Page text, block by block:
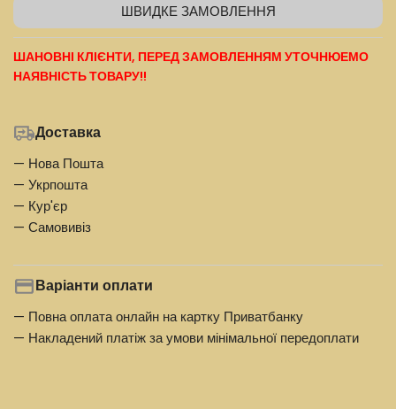
ШВИДКЕ ЗАМОВЛЕННЯ
ШАНОВНІ КЛІЄНТИ, ПЕРЕД ЗАМОВЛЕННЯМ УТОЧНЮЕМО
НАЯВНІСТЬ ТОВАРУ!!
Доставка
— Нова Пошта
— Укрпошта
— Кур'єр
— Самовивіз
Варіанти оплати
— Повна оплата онлайн на картку Приватбанку
— Накладений платіж за умови мінімальної передоплати